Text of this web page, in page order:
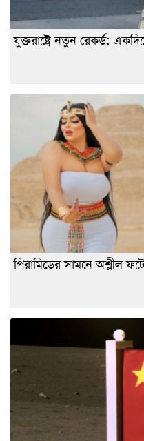
যুক্তরাষ্ট্রে নতুন রেকর্ড:
পিরামিডের সামনে অশ্লীল